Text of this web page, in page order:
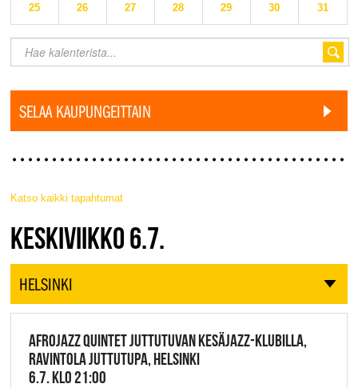
25 26 27 28 29 30 31
SELAA KAUPUNGEITTAIN
Katso kaikki tapahtumat
JAZZ FINLAND LIVE
KESKIVIIKKO 6.7.
HELSINKI
AFROJAZZ QUINTET JUTTUTUVAN KESÄJAZZ-KLUBILLA,
RAVINTOLA JUTTUTUPA, HELSINKI
6.7. KLO 21:00